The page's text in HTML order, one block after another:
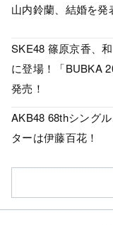
山内鈴蘭、結婚を発
SKE48 篠原京香、
に登場！「BUBKA
発売！
AKB48 68thシング
ターは伊藤百花！